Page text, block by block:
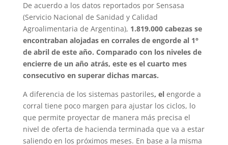
De acuerdo a los datos reportados por Sensasa
(Servicio Nacional de Sanidad y Calidad
Agroalimentaria de Argentina), 1.819.000 cabezas se
encontraban alojadas en corrales de engorde al 1°
de abril de este año. Comparado con los niveles de
encierre de un año atrás, este es el cuarto mes
consecutivo en superar dichas marcas.
A diferencia de los sistemas pastoriles, el engorde a
corral tiene poco margen para ajustar los ciclos, lo
que permite proyectar de manera más precisa el
nivel de oferta de hacienda terminada que va a estar
saliendo en los próximos meses. En base a la misma